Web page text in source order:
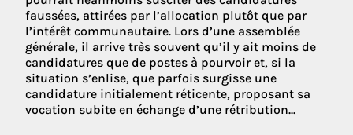
faussées, attirées par l’allocation plutôt que par
l’intérêt communautaire. Lors d’une assemblée
générale, il arrive très souvent qu’il y ait moins de
candidatures que de postes à pourvoir et, si la
situation s’enlise, que parfois surgisse une
candidature initialement réticente, proposant sa
vocation subite en échange d’une rétribution...